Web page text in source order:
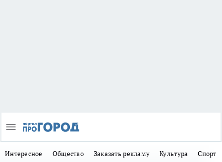
Интересное Общество Заказать рекламу Культура Спорт